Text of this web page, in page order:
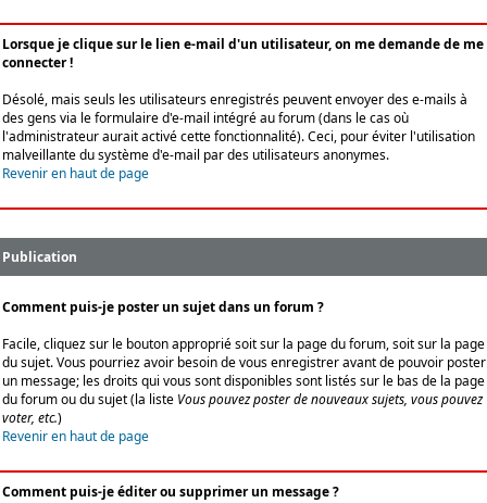
Lorsque je clique sur le lien e-mail d'un utilisateur, on me demande de me
connecter !
Désolé, mais seuls les utilisateurs enregistrés peuvent envoyer des e-mails à
des gens via le formulaire d'e-mail intégré au forum (dans le cas où
l'administrateur aurait activé cette fonctionnalité). Ceci, pour éviter l'utilisation
malveillante du système d'e-mail par des utilisateurs anonymes.
Revenir en haut de page
Publication
Comment puis-je poster un sujet dans un forum ?
Facile, cliquez sur le bouton approprié soit sur la page du forum, soit sur la page
du sujet. Vous pourriez avoir besoin de vous enregistrer avant de pouvoir poster
un message; les droits qui vous sont disponibles sont listés sur le bas de la page
du forum ou du sujet (la liste Vous pouvez poster de nouveaux sujets, vous pouvez
voter, etc.)
Revenir en haut de page
Comment puis-je éditer ou supprimer un message ?